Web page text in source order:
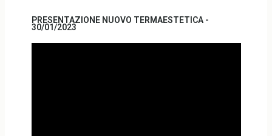
PRESENTAZIONE NUOVO TERMAESTETICA -
30/01/2023